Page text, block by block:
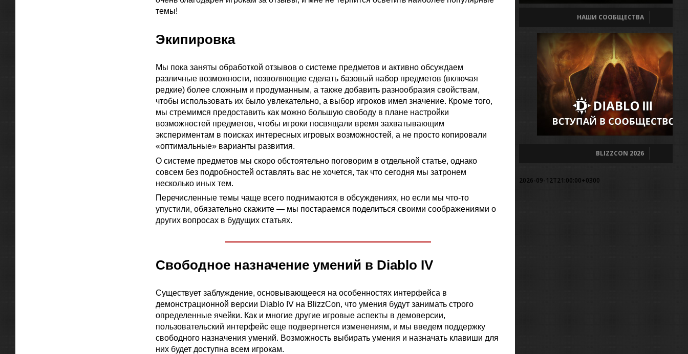
темы!
Экипировка
Мы пока заняты обработкой отзывов о системе предметов и активно обсуждаем
различные возможности, позволяющие сделать базовый набор предметов (включая
редкие) более сложным и продуманным, а также добавить разнообразия свойствам,
чтобы использовать их было увлекательно, а выбор игроков имел значение. Кроме того,
мы стремимся предоставить как можно большую свободу в плане настройки
возможностей предметов, чтобы игроки посвящали время захватывающим
экспериментам в поисках интересных игровых возможностей, а не просто копировали
«оптимальные» варианты развития.
О системе предметов мы скоро обстоятельно поговорим в отдельной статье, однако
совсем без подробностей оставлять вас не хочется, так что сегодня мы затронем
несколько иных тем.
Перечисленные темы чаще всего поднимаются в обсуждениях, но если мы что-то
упустили, обязательно скажите — мы постараемся поделиться своими соображениями о
других вопросах в будущих статьях.
Свободное назначение умений в Diablo IV
Существует заблуждение, основывающееся на особенностях интерфейса в
демонстрационной версии Diablo IV на BlizzCon, что умения будут занимать строго
определенные ячейки. Как и многие другие игровые аспекты в демоверсии,
пользовательский интерфейс еще подвергнется изменениям, и мы введем поддержку
свободного назначения умений. Возможность выбирать умения и назначать клавиши для
них будет доступна всем игрокам.
НАШИ СООБЩЕСТВА
BLIZZCON 2026
2026-09-12T21:00:00+0300